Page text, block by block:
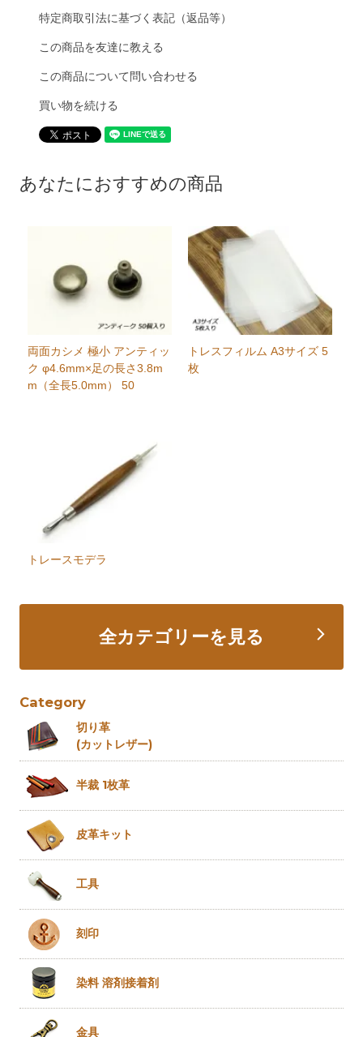
特定商取引法に基づく表記（返品等）
この商品を友達に教える
この商品について問い合わせる
買い物を続ける
あなたにおすすめの商品
両面カシメ 極小 アンティッ
ク φ4.6mm×足の長さ3.8m
m（全長5.0mm） 50
トレスフィルム A3サイズ 5
枚
トレースモデラ
全カテゴリーを見る
Category
切り革
(カットレザー)
半裁 1枚革
皮革キット
工具
刻印
染料 溶剤接着剤
金具